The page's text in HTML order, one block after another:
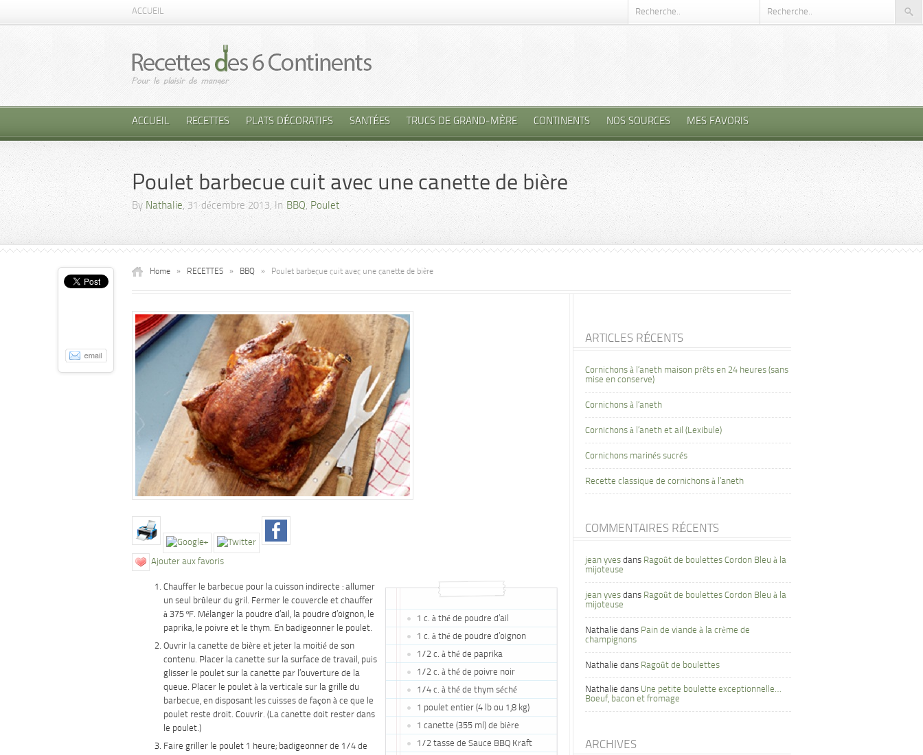
ACCUEIL
ACCUEIL RECETTES PLATS DÉCORATIFS SANTÉES TRUCS DE GRAND-MÈRE CONTINENTS NOS SOURCES MES FAVORIS
Poulet barbecue cuit avec une canette de bière
By Nathalie, 31 décembre 2013, InBBQ, Poulet
Home » RECETTES » BBQ » Poulet barbecue cuit avec une canette de bière
Ajouter aux favoris
1 c. à thé de poudre d’ail
1 c. à thé de poudre d’oignon
1/2 c. à thé de paprika
1/2 c. à thé de poivre noir
1/4 c. à thé de thym séché
1 poulet entier (4 lb ou 1,8 kg)
1 canette (355 ml) de bière
1/2 tasse de Sauce BBQ Kraft
Chauffer le barbecue pour la cuisson indirecte : allumer
un seul brûleur du gril. Fermer le couvercle et chauffer
à 375 ºF. Mélanger la poudre d’ail, la poudre d’oignon, le
paprika, le poivre et le thym. En badigeonner le poulet.
Ouvrir la canette de bière et jeter la moitié de son
contenu. Placer la canette sur la surface de travail, puis
glisser le poulet sur la canette par l’ouverture de la
queue. Placer le poulet à la verticale sur la grille du
barbecue, en disposant les cuisses de façon à ce que le
poulet reste droit. Couvrir. (La canette doit rester dans
le poulet.)
Faire griller le poulet 1 heure; badigeonner de 1/4 de
ARTICLES RÉCENTS
Cornichons à l’aneth maison prêts en 24 heures (sans
mise en conserve)
Cornichons à l’aneth
Cornichons à l’aneth et ail (Lexibule)
Cornichons marinés sucrés
Recette classique de cornichons à l’aneth
COMMENTAIRES RÉCENTS
jean yves dans Ragoût de boulettes Cordon Bleu à la
mijoteuse
jean yves dans Ragoût de boulettes Cordon Bleu à la
mijoteuse
Nathalie dans Pain de viande à la crème de
champignons
Nathalie dans Ragoût de boulettes
Nathalie dans Une petite boulette exceptionnelle…
Boeuf, bacon et fromage
ARCHIVES